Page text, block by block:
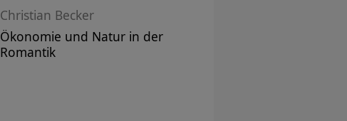
Christian Becker
Ökonomie und Natur in der
Romantik